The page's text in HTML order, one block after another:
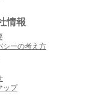
情報
シーの考え方
ップ